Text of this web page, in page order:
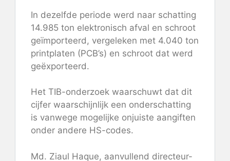
In dezelfde periode werd naar schatting
14.985 ton elektronisch afval en schroot
geïmporteerd, vergeleken met 4.040 ton
printplaten (PCB’s) en schroot dat werd
geëxporteerd.
Het TIB-onderzoek waarschuwt dat dit
cijfer waarschijnlijk een onderschatting
is vanwege mogelijke onjuiste aangiften
onder andere HS-codes.
Md. Ziaul Haque, aanvullend directeur-